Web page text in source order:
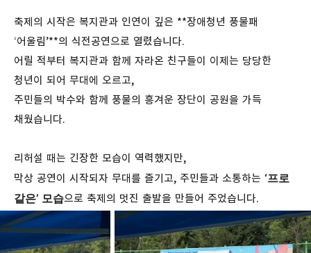
축제의 시작은 복지관과 인연이 깊은 **장애청년 풍물패
‘어울림’**의 식전공연으로 열렸습니다.
어릴 적부터 복지관과 함께 자라온 친구들이 이제는 당당한
청년이 되어 무대에 오르고,
주민들의 박수와 함께 풍물의 흥겨운 장단이 공원을 가득
채웠습니다.
리허설 때는 긴장한 모습이 역력했지만,
막상 공연이 시작되자 무대를 즐기고, 주민들과 소통하는 ‘프로
같은’ 모습으로 축제의 멋진 출발을 만들어 주었습니다.